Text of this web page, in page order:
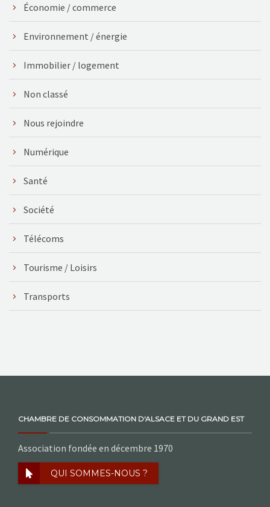
Économie / commerce
Environnement / énergie
Immobilier / logement
Non classé
Nous rejoindre
Numérique
Santé
Société
Télécoms
Tourisme / Loisirs
Transports
CHAMBRE DE CONSOMMATION D'ALSACE ET DU GRAND EST
Association fondée en décembre 1970
QUI SOMMES-NOUS ?